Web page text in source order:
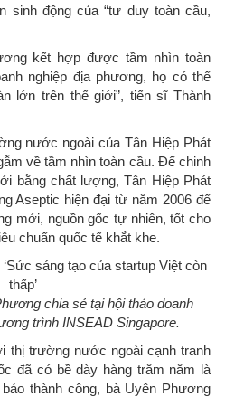
sinh động của “tư duy toàn cầu,
kết hợp được tầm nhìn toàn
nghiệp địa phương, họ có thể
lớn trên thế giới”, tiến sĩ Thành
nước ngoài của Tân Hiệp Phát
về tầm nhìn toàn cầu. Để chinh
bằng chất lượng, Tân Hiệp Phát
Aseptic hiện đại từ năm 2006 để
mới, nguồn gốc tự nhiên, tốt cho
chuẩn quốc tế khắt khe.
chia sẻ tại hội thảo doanh
trình INSEAD Singapore.
thị trường nước ngoài cạnh tranh
đã có bề dày hàng trăm năm là
thành công, bà Uyên Phương